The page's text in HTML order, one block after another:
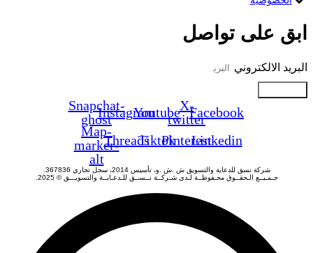
ابق على تواصل
البريد الالكتروني
Facebook
X-
twitter
Youtube
Instagram
Snapchat-
ghost
Linkedin
Pinterest
Tiktok
Threads
Map-
marker-
alt
شركة نسق للدعاية والتسويق ش .ش .و، تأسيس 2014، سجل تجاري 367836.
جـمـيــع الـحقــوق محـفوظــة لـدى شـركــة نــســق للـدعـايــة والتسويـــق © 2025.